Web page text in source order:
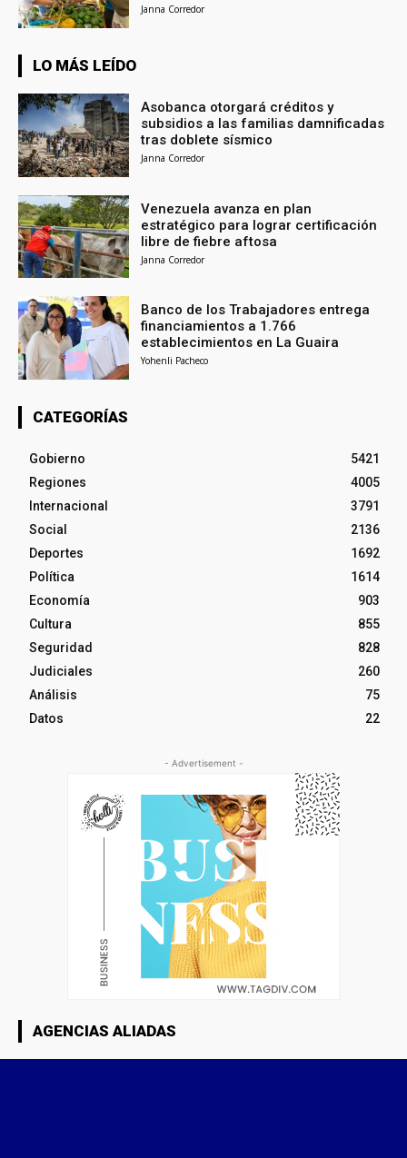
Janna Corredor
LO MÁS LEÍDO
Asobanca otorgará créditos y
subsidios a las familias damnificadas
tras doblete sísmico
Janna Corredor
Venezuela avanza en plan
estratégico para lograr certificación
libre de fiebre aftosa
Janna Corredor
Banco de los Trabajadores entrega
financiamientos a 1.766
establecimientos en La Guaira
Yohenli Pacheco
CATEGORÍAS
Gobierno
5421
Regiones
4005
Internacional
3791
Social
2136
Deportes
1692
Política
1614
Economía
903
Cultura
855
Seguridad
828
Judiciales
260
Análisis
75
Datos
22
- Advertisement -
AGENCIAS ALIADAS